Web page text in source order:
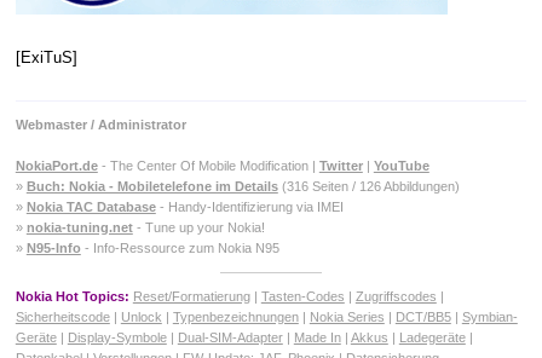
[ExiTuS]
Webmaster / Administrator
NokiaPort.de- The Center Of Mobile Modification | Twitter| YouTube
» Buch: Nokia - Mobiletelefone im Details(316 Seiten / 126 Abbildungen)
» Nokia TAC Database- Handy-Identifizierung via IMEI
» nokia-tuning.net- Tune up your Nokia!
» N95-Info - Info-Ressource zum Nokia N95
Nokia Hot Topics: Reset/Formatierung| Tasten-Codes | Zugriffscodes |
Sicherheitscode| Unlock | Typenbezeichnungen| Nokia Series | DCT/BB5| Symbian-
Geräte| Display-Symbole| Dual-SIM-Adapter| Made In| Akkus | Ladegeräte|